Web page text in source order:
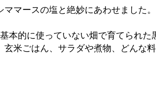
マースの塩と絶妙にあわせました
本的に使っていない畑で育てられ
米ごはん、サラダや煮物、どんな